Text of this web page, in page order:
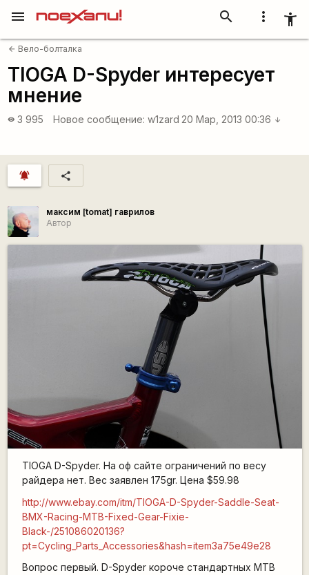
more_vert accessibility_new
search
menu
arrow_back Вело-болталка
TIOGA D-Spyder интересует
мнение
visibility 3 995 Новое сообщение: w1zard 20 Мар, 2013 00:36 arrow_downward
notifications_active share
максим [tomat] гаврилов
Автор
TIOGA D-Spyder. На оф сайте ограничений по весу
райдера нет. Вес заявлен 175gr. Цена $59.98
http://www.ebay.com/itm/TIOGA-D-Spyder-Saddle-Seat-
BMX-Racing-MTB-Fixed-Gear-Fixie-
Black-/251086020136?
pt=Cycling_Parts_Accessories&hash=item3a75e49e28
Вопрос первый. D-Spyder короче стандартных МТВ